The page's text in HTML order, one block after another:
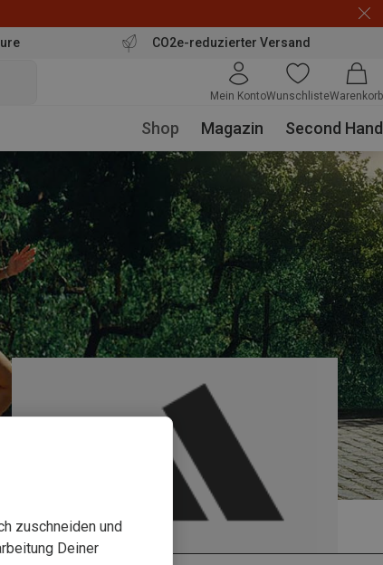
CO2e-reduzierter Versand
Mein KontoWunschlisteWarenkorb
Shop Magazin Second Hand
zuschneiden und
Deiner